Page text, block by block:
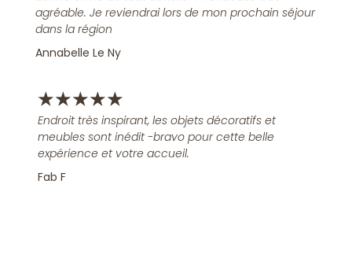
agréable. Je reviendrai lors de mon prochain séjour
dans la région
Annabelle Le Ny
★★★★★
Endroit très inspirant, les objets décoratifs et
meubles sont inédit -bravo pour cette belle
expérience et votre accueil.
Fab F